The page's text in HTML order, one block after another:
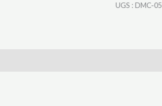
UGS : DMC-